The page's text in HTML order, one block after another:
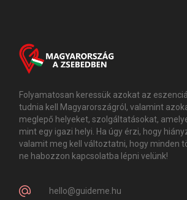
Folyamatosan keressük azokat az
tudnia kell Magyarországról, valamint
meglepő helyeket, szolgáltatásokat,
mint egy igazi helyi. Ha úgy érzi, hogy
valamit meg kell változtatni, hogy minden
ne habozzon kapcsolatba lépni velünk!
hello@guideme.hu